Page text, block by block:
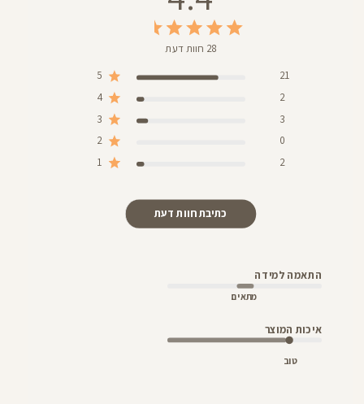
28 חוות דעת
5
21
4
2
3
3
2 0
1 2
כתיבת חוות דעת
התאמה למידה
מתאים
איכות המוצר
טוב